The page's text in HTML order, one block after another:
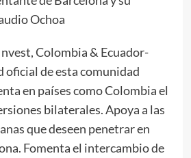
Ochoa
Colombia & Ecuador-
oficial de esta comunidad
en países como Colombia el
bilaterales. Apoya a las
que deseen penetrar en
Fomenta el intercambio de